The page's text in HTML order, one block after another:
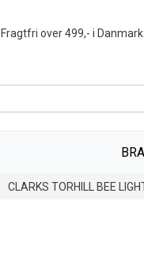
Fragtfri over 499,- i Danmark
CLARKS TORHILL BEE